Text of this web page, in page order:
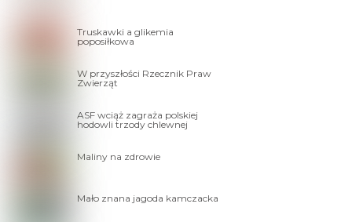
Truskawki a glikemia
poposiłkowa
W przyszłości Rzecznik Praw
Zwierząt
ASF wciąż zagraża polskiej
hodowli trzody chlewnej
Maliny na zdrowie
Mało znana jagoda kamczacka